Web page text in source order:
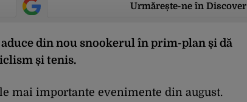
Urmărește-ne în Discover
din nou snookerul în prim-plan și dă
și tenis.
mai importante evenimente din august.